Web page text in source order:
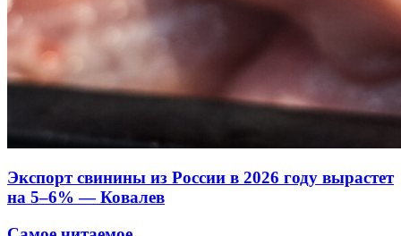
Экспорт свинины из России в 2026 году вырастет
на 5–6% — Ковалев